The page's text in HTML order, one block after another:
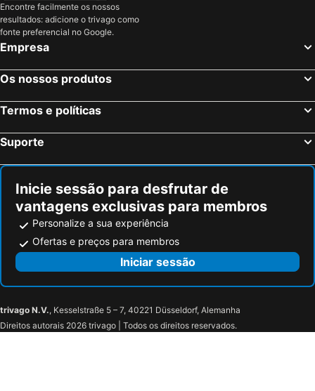
Encontre facilmente os nossos
resultados: adicione o trivago como
fonte preferencial no Google.
Empresa
Os nossos produtos
Termos e políticas
Suporte
Inicie sessão para desfrutar de
vantagens exclusivas para membros
Personalize a sua experiência
Ofertas e preços para membros
Iniciar sessão
trivago N.V., Kesselstraße 5 – 7, 40221 Düsseldorf, Alemanha
Direitos autorais 2026 trivago | Todos os direitos reservados.